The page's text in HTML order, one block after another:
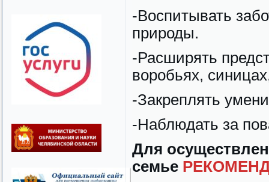
-Воспитывать
природы.
-Расширять
воробьях,
-Закреплять
-Наблюдать за
Для
семье